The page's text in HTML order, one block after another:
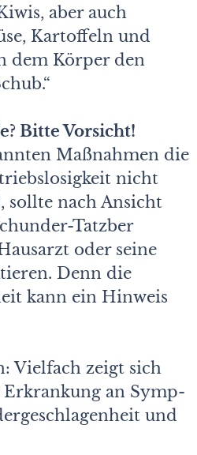
aber auch
Kartoffeln und
dem Körper den
Bitte Vorsicht!
Maßnahmen die
nicht
nach Ansicht
Tatzber
oder seine
Denn die
kann ein Hinweis
Vielfach zeigt sich
Erkrankung an Symp­
und